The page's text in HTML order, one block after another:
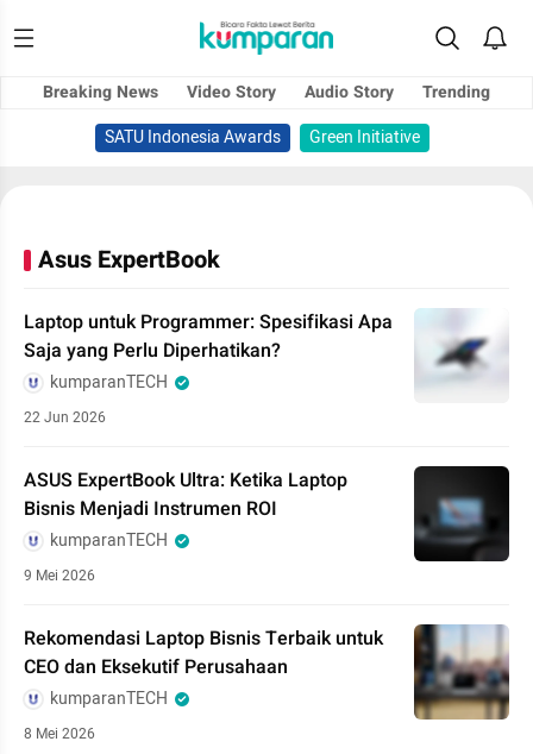
Breaking News Video Story Audio Story
Trending
SATU Indonesia Awards
Green Initiative
Asus ExpertBook
Laptop untuk Programmer: Spesifikasi Apa
Saja yang Perlu Diperhatikan?
kumparanTECH
22 Jun 2026
ASUS ExpertBook Ultra: Ketika Laptop
Bisnis Menjadi Instrumen ROI
kumparanTECH
9 Mei 2026
Rekomendasi Laptop Bisnis Terbaik untuk
CEO dan Eksekutif Perusahaan
kumparanTECH
8 Mei 2026